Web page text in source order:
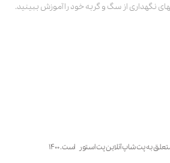
نگهداری از سگ و گربه خود را آموزش ببینید.
به پت شاپ آنلاین پت استور است. ۱۴۰۰